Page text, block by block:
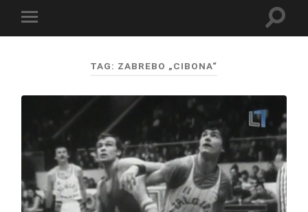
Toggle
mobile
TAG: ZABREBO „CIBONA“